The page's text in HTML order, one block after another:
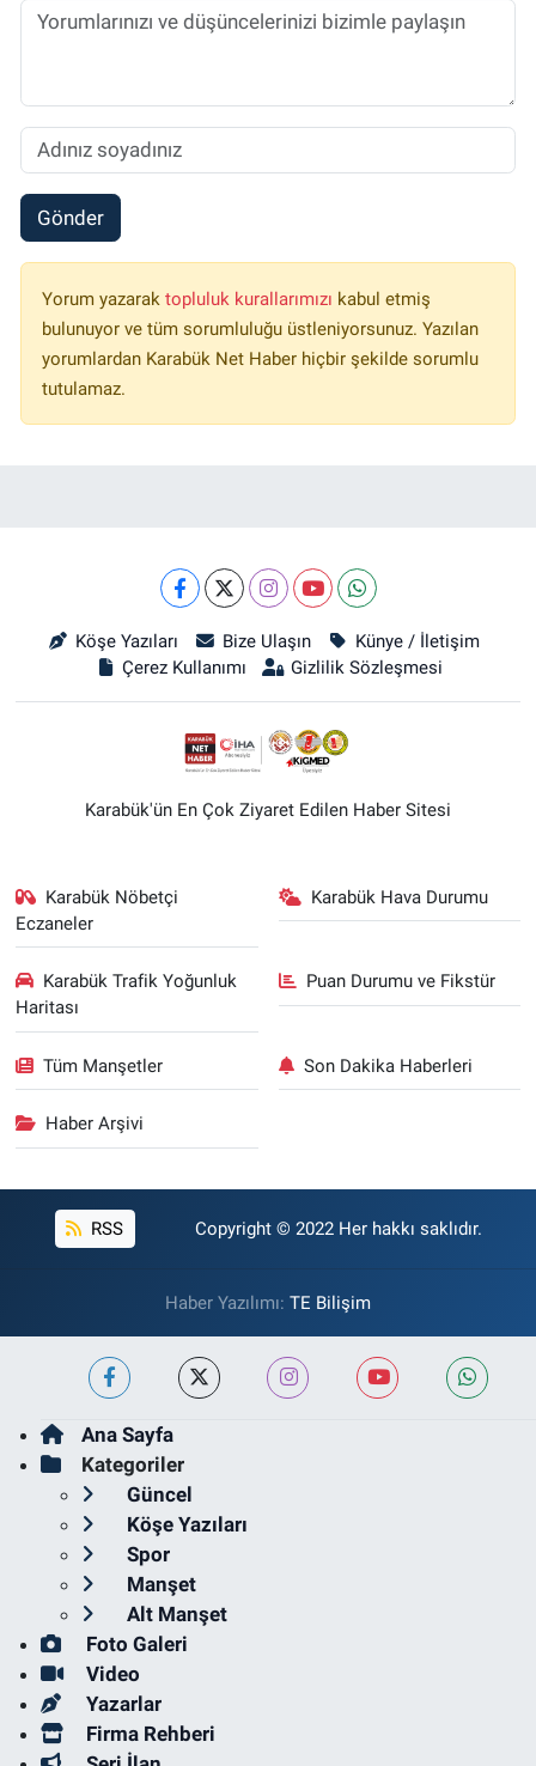
Gönder
Yorum yazarak topluluk kurallarımızı kabul etmiş
bulunuyor ve tüm sorumluluğu üstleniyorsunuz. Yazılan
yorumlardan Karabük Net Haber hiçbir şekilde sorumlu
tutulamaz.
Köşe Yazıları Bize Ulaşın
Künye / İletişim
Çerez Kullanımı
Gizlilik Sözleşmesi
Karabük'ün En Çok Ziyaret Edilen Haber Sitesi
Karabük Nöbetçi
Eczaneler
Karabük Hava Durumu
Karabük Trafik Yoğunluk
Haritası
Puan Durumu ve Fikstür
Tüm Manşetler Son Dakika Haberleri
Haber Arşivi
RSS Copyright © 2022 Her hakkı saklıdır.
Haber Yazılımı: TE Bilişim
Ana Sayfa
Kategoriler
Güncel
Köşe Yazıları
Spor
Manşet
Alt Manşet
Foto Galeri
Video
Yazarlar
Firma Rehberi